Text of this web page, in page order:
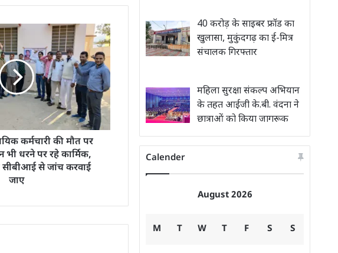
कर्मचारी की मौत पर
भी धरने पर रहे कार्मिक,
सीबीआई से जांच करवाई
जाए
40 करोड़ के साइबर फ्रॉड का
खुलासा, मुकुंदगढ़ का ई-मित्र
संचालक गिरफ्तार
महिला सुरक्षा संकल्प अभियान
के तहत आईजी के.बी. वंदना ने
छात्राओं को किया जागरूक
Calender
August 2026
M T W T F S S